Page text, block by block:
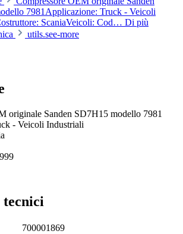
7981Applicazione: Truck - Veicoli
ScaniaVeicoli: Cod… Di più
utils.see-more
originale Sanden SD7H15 modello 7981
- Veicoli Industriali
tecnici
700001869